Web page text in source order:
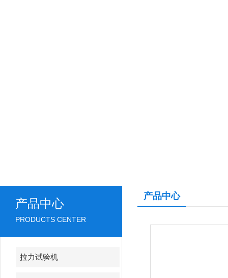
产品中心
PRODUCTS CENTER
拉力试验机
产品中心